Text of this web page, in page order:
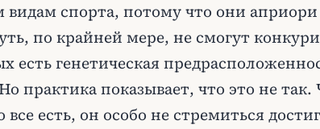
видам спорта, потому что они априори
по крайней мере, не смогут
есть генетическая
практика показывает, что это не так.
все есть, он особо не стремиться